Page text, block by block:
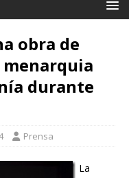
obra de
durante
Prensa
La